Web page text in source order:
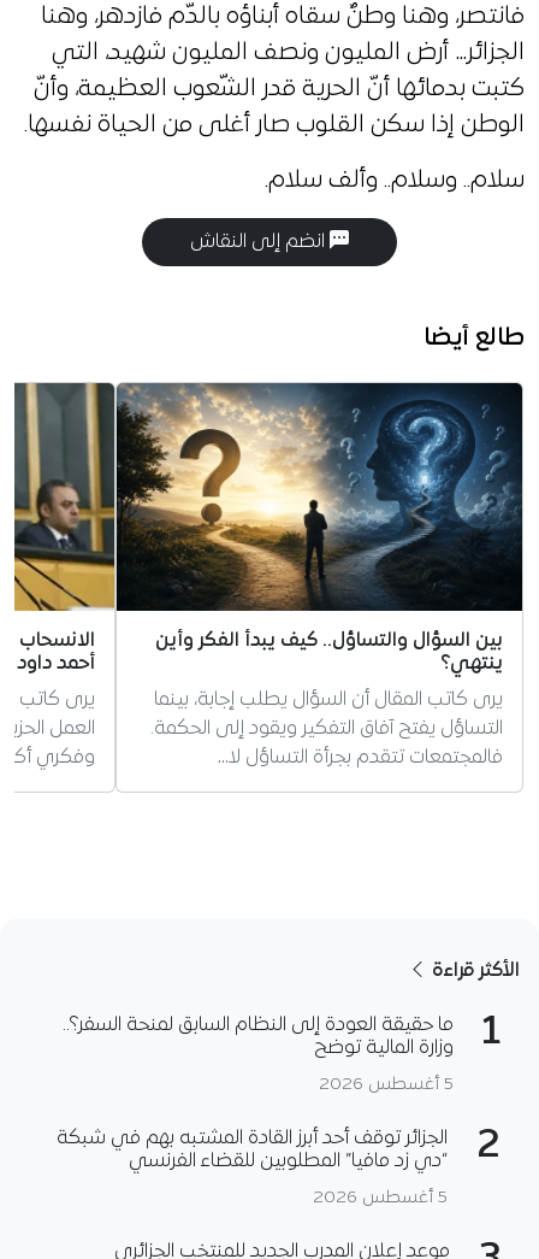
فانتصر، وهنا وطنٌ سقاه أبناؤه بالدّم فازدهر، وهنا
الجزائر… أرض المليون ونصف المليون شهيد، التي
كتبت بدمائها أنّ الحرية قدر الشّعوب العظيمة، وأنّ
الوطن إذا سكن القلوب صار أغلى من الحياة نفسها.
سلام.. وسلام.. وألف سلام.
انضم إلى النقاش
طالع أيضا
بين السؤال والتساؤل.. كيف يبدأ الفكر وأين
ينتهي؟
يرى كاتب المقال أن السؤال يطلب إجابة، بينما
التساؤل يفتح آفاق التفكير ويقود إلى الحكمة.
فالمجتمعات تتقدم بجرأة التساؤل لا…
الانسحاب
أحمد داود
يرى كاتب
العمل
وفكري أكثر
الأكثر قراءة
1
ما حقيقة العودة إلى النظام السابق لمنحة السفر؟..
وزارة المالية توضح
5 أغسطس 2026
2
الجزائر توقف أحد أبرز القادة المشتبه بهم في شبكة
“دي زد مافيا” المطلوبين للقضاء الفرنسي
5 أغسطس 2026
موعد إعلان المدرب الجديد للمنتخب الجزائري